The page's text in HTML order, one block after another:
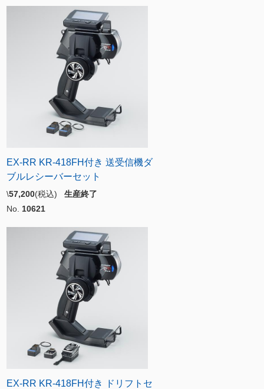
EX-RR KR-418FH付き 送受信機ダ
ブルレシーバーセット
\57,200(税込) 生産終了
No. 10621
EX-RR KR-418FH付き ドリフトセ